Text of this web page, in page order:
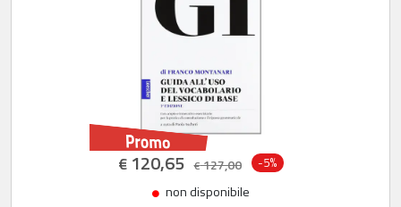
€120,65 €127,00 -5%
non disponibile